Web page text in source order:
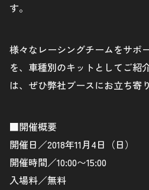
す。
様々なレーシングチームをサポ
を、車種別のキットとしてご紹
は、ぜひ弊社ブースにお立ち寄
■開催概要
開催日／2018年11月4日（日）
開催時間／10:00〜15:00
入場料／無料